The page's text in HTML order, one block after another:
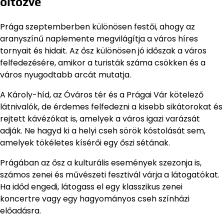
Prága szeptemberben különösen festői, ahogy az
aranyszínű naplemente megvilágítja a város híres
tornyait és hidait. Az ősz különösen jó időszak a város
felfedezésére, amikor a turisták száma csökken és a
város nyugodtabb arcát mutatja.
A Károly-híd, az Óváros tér és a Prágai Vár kötelező
látnivalók, de érdemes felfedezni a kisebb sikátorokat és
rejtett kávézókat is, amelyek a város igazi varázsát
adják. Ne hagyd ki a helyi cseh sörök kóstolását sem,
amelyek tökéletes kísérői egy őszi sétának.
Prágában az ősz a kulturális események szezonja is,
számos zenei és művészeti fesztivál várja a látogatókat.
Ha időd engedi, látogass el egy klasszikus zenei
koncertre vagy egy hagyományos cseh színházi
előadásra.